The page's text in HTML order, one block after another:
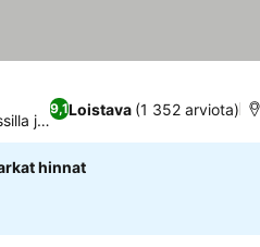
9,1Loistava (1 352 arviota)
ja
hinnat